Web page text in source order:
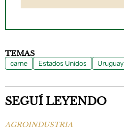
TEMAS
carne Estados Unidos Uruguay
SEGUÍ LEYENDO
AGROINDUSTRIA